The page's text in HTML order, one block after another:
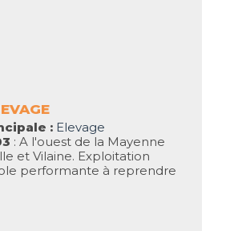
: Elevage
: A l'ouest de la Mayenne
et Vilaine. Exploitation
performante à reprendre